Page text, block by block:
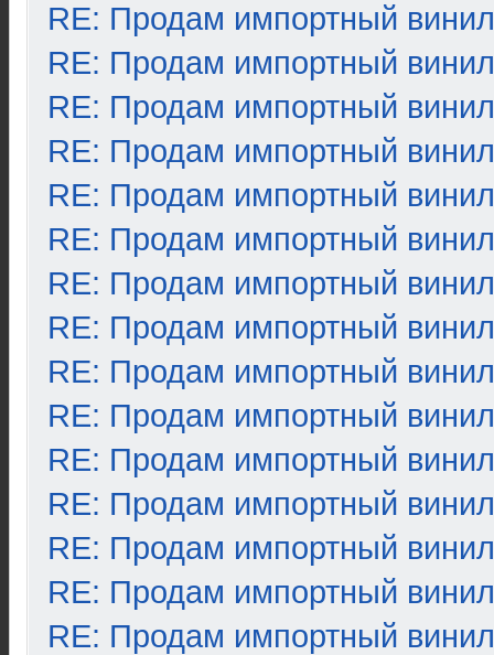
RE: Продам импортный винил
RE: Продам импортный винил
RE: Продам импортный винил
RE: Продам импортный винил
RE: Продам импортный винил
RE: Продам импортный винил
RE: Продам импортный винил
RE: Продам импортный винил
RE: Продам импортный винил
RE: Продам импортный винил
RE: Продам импортный винил
RE: Продам импортный винил
RE: Продам импортный винил
RE: Продам импортный винил
RE: Продам импортный винил